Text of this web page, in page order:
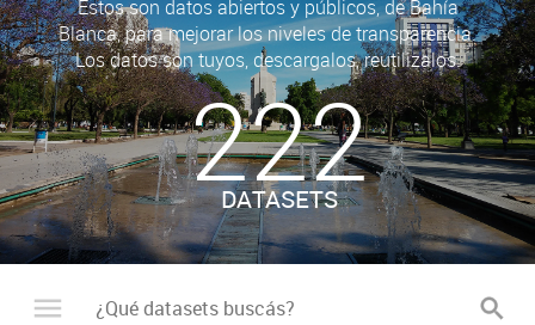
Estos son datos abiertos y públicos, de Bahía
Blanca, para mejorar los niveles de transparencia.
Los datos son tuyos, descargalos, reutilizalos.
222
DATASETS